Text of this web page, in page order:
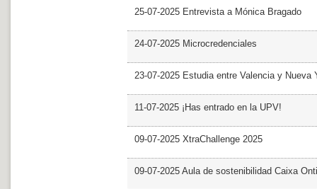
25-07-2025 Entrevista a Mónica Bragado
24-07-2025 Microcredenciales
23-07-2025 Estudia entre Valencia y Nueva
11-07-2025 ¡Has entrado en la UPV!
09-07-2025 XtraChallenge 2025
09-07-2025 Aula de sostenibilidad Caixa